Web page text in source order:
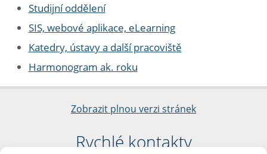
Studijní oddělení
SIS, webové aplikace, eLearning
Katedry, ústavy a další pracoviště
Harmonogram ak. roku
Zobrazit plnou verzi stránek
Rychlé kontakty